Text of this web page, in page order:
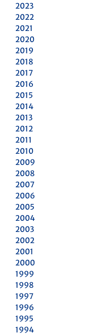
2023
2022
2021
2020
2019
2018
2017
2016
2015
2014
2013
2012
2011
2010
2009
2008
2007
2006
2005
2004
2003
2002
2001
2000
1999
1998
1997
1996
1995
1994